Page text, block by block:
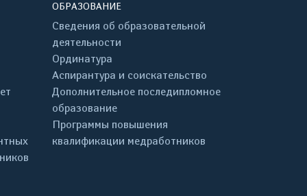
ОБРАЗОВАНИЕ
Сведения об образовательной
деятельности
Ординатура
Аспирантура и соискательство
Дополнительное последипломное
образование
Программы повышения
квалификации медработников